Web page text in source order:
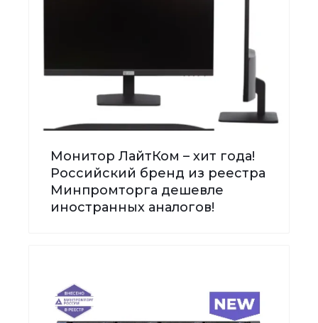
Монитор ЛайтКом – хит года!
Российский бренд из реестра
Минпромторга дешевле
иностранных аналогов!